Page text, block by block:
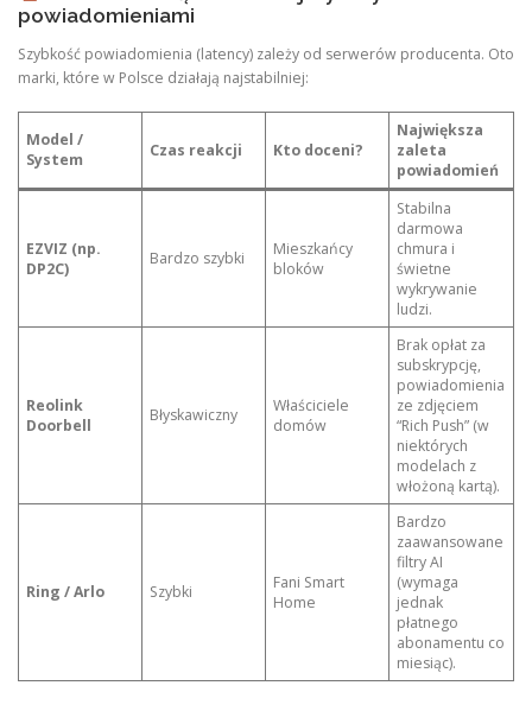
powiadomieniami
Szybkość powiadomienia (latency) zależy od serwerów producenta. Oto
marki, które w Polsce działają najstabilniej:
Model /
System
Czas reakcji Kto doceni?
Największa
zaleta
powiadomień
EZVIZ (np.
DP2C)
Bardzo szybki
Mieszkańcy
bloków
Stabilna
darmowa
chmura i
świetne
wykrywanie
ludzi.
Reolink
Doorbell
Błyskawiczny
Właściciele
domów
Brak opłat za
subskrypcję,
powiadomienia
ze zdjęciem
“Rich Push” (w
niektórych
modelach z
włożoną kartą).
Ring / Arlo Szybki
Fani Smart
Home
Bardzo
zaawansowane
filtry AI
(wymaga
jednak
płatnego
abonamentu co
miesiąc).